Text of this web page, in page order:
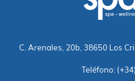
C. Arenales, 20b, 38650 Los
Teléfono: